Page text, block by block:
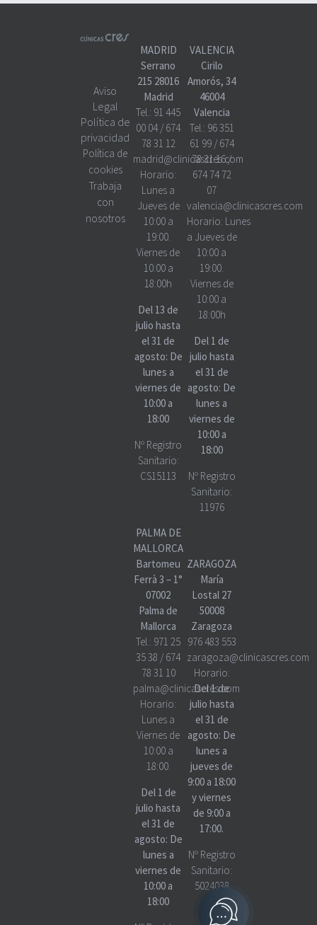
Aviso
Legal
Política de
privacidad
Política de
cookies
Trabaja
con
nosotros
MADRID
Serrano
215 28016
Madrid
Tel.: 91 445
00 04/ 674
78 31 12
madrid@clinicascres.com
Horario:
Lunes a
Jueves de
10:00 a
19:00.
Viernes de
10:00 a
18:00h
Del 13 de
julio hasta
el 31 de
agosto: De
lunes a
viernes de
10:00 a
18:00
Nº Registro
Sanitario:
CS15113
PALMA DE
MALLORCA
Bartomeu
Ferrà 3 – 1°
07002
Palma de
Mallorca
Tel.: 971 25
35 38 / 674
78 31 10
palma@clinicascres.com
Horario:
Lunes a
Viernes de
10:00 a
18:00.
Del 1 de
julio hasta
el 31 de
agosto: De
lunes a
viernes de
10:00 a
18:00
VALENCIA
Cirilo
Amorós, 34
46004
Valencia
Tel.: 96 351
61 99/ 674
78 31 16/
674 74 72
07
valencia@clinicascres.com
Horario: Lunes
a Jueves de
10:00 a
19:00.
Viernes de
10:00 a
18:00h
Del 1 de
julio hasta
el 31 de
agosto: De
lunes a
viernes de
10:00 a
18:00
Nº Registro
Sanitario:
11976
ZARAGOZA
María
Lostal 27
50008
Zaragoza
976 483 553
zaragoza@clinicascres.com
Horario:
Del 1 de
julio hasta
el 31 de
agosto: De
lunes a
jueves de
9:00 a 18:00
y viernes
de 9:00 a
17:00.
Nº Registro
Sanitario:
5024038